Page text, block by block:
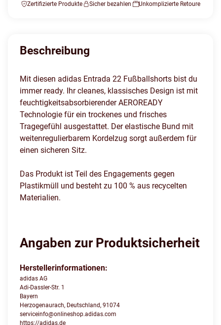
Zertifizierte Produkte Sicher bezahlen Unkomplizierte Retoure
Beschreibung
Mit diesen adidas Entrada 22 Fußballshorts bist du
immer ready. Ihr cleanes, klassisches Design ist mit
feuchtigkeitsabsorbierender AEROREADY
Technologie für ein trockenes und frisches
Tragegefühl ausgestattet. Der elastische Bund mit
weitenregulierbarem Kordelzug sorgt außerdem für
einen sicheren Sitz.
Das Produkt ist Teil des Engagements gegen
Plastikmüll und besteht zu 100 % aus recycelten
Materialien.
Angaben zur Produktsicherheit
Herstellerinformationen:
adidas AG
Adi-Dassler-Str. 1
Bayern
Herzogenaurach, Deutschland, 91074
serviceinfo@onlineshop.adidas.com
https://adidas.de